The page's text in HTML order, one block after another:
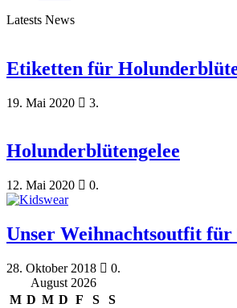
Latests News
Etiketten für
19. Mai 2020 3.
Holunderblütengelee
12. Mai 2020 0.
Unser Weihnachtsoutfit
28. Oktober 2018
0.
August 2026
M D M D F S
S